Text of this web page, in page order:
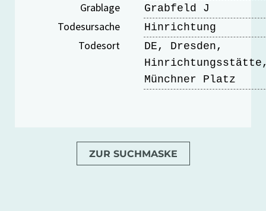
Grablage Grabfeld J
Todesursache Hinrichtung
Todesort
DE, Dresden,
Münchner Platz
ZUR SUCHMASKE